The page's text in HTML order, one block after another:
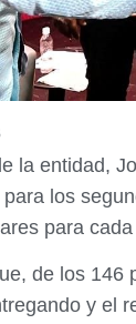
la entidad,
los
para
de los 146
y el